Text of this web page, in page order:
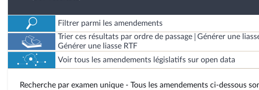
Filtrer parmi les amendements
Trier ces résultats par ordre de passage
Générer une
Générer une liasse RTF
Voir tous les amendements législatifs sur open data
Recherche par examen unique - Tous les amendements ci-dessous